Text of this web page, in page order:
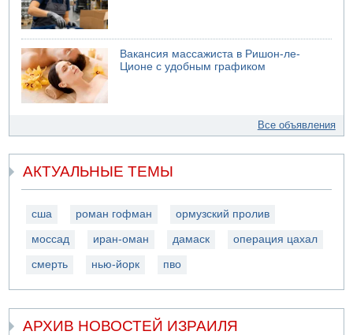
Вакансия массажиста в Ришон-ле-
Ционе с удобным графиком
Все объявления
АКТУАЛЬНЫЕ ТЕМЫ
сша роман гофман ормузский пролив
моссад иран-оман дамаск операция цахал
смерть нью-йорк пво
АРХИВ НОВОСТЕЙ ИЗРАИЛЯ